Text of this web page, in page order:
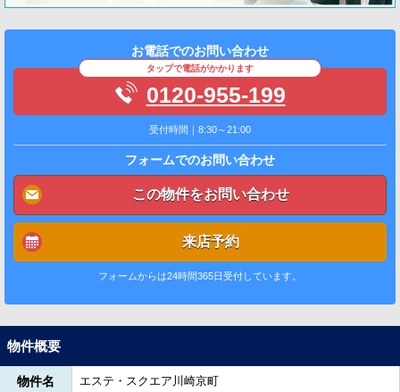
お電話でのお問い合わせ
タップで電話がかかります
0120-955-199
受付時間｜8:30～21:00
フォームでのお問い合わせ
この物件をお問い合わせ
来店予約
フォームからは24時間365日受付しています。
物件概要
物件名 エステ・スクエア川崎京町